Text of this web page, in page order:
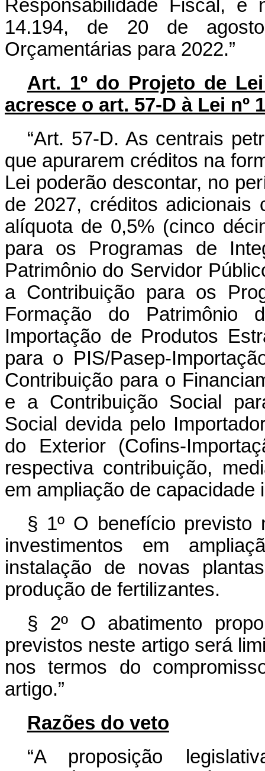
Responsabilidade Fiscal,
14.194, de 20 de
Orçamentárias para 2022.”
Art. 1º do Projeto de
acresce o art. 57-D à Lei nº
“Art. 57-D. As centrais
que apurarem créditos na
Lei poderão descontar, no
de 2027, créditos adicionais
alíquota de 0,5% (cinco
para os Programas de
Patrimônio do Servidor
a Contribuição para os
Formação do Patrimônio
Importação de Produtos
para o PIS/Pasep-
Contribuição para o
e a Contribuição Social
Social devida pelo
do Exterior (Cofins-
respectiva contribuição,
em ampliação de capacidade
§ 1º O benefício previsto
investimentos em
instalação de novas
produção de fertilizantes.
§ 2º O abatimento
previstos neste artigo será
nos termos do
artigo.”
Razões do veto
“A proposição